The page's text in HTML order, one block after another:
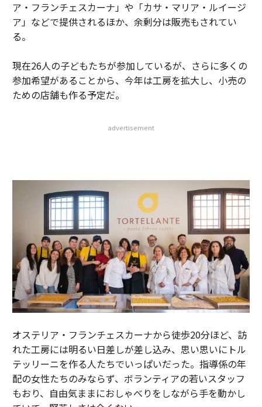
ア・フランチェスカーナ」や「カサ・マリア・ルイージ
ア」などで提供されるほか、余剰分は販売もされてい
る。
現在26人の子どもたちが参加しているが、さらに多くの
参加希望があることから、今年は工房を拡大し、小売の
ための店舗も作る予定だ。
advertisement
オステリア・フランチェスカーナから徒歩20分ほど、訪
れた工房には明るい日差しが差し込み、思い思いにトル
テッリーニを作る人たちでいっぱいだった。指導係の年
配の女性たちのみならず、ボランティアの若いスタッフ
もおり、自由気ままにおしゃべりをしながら手を動かし